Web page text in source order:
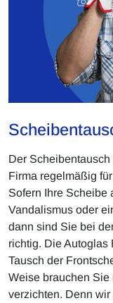
Der
Firma regelmäßig
Sofern Ihre Scheibe
Vandalismus oder
dann sind Sie bei
richtig. Die Autoglas
Tausch der
Weise brauchen Sie
verzichten. Denn